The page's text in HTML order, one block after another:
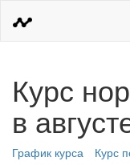
Курс
в
График курса
Курс